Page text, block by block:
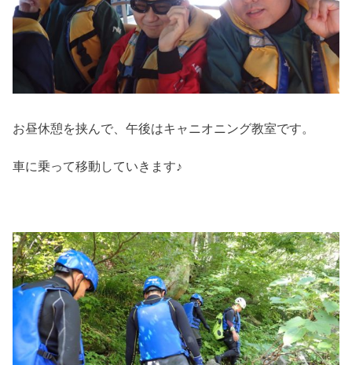
お昼休憩を挟んで、午後はキャニオニング教室です。
車に乗って移動していきます♪